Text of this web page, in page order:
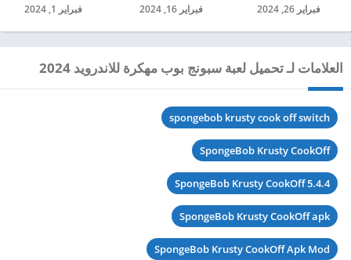
فبراير 26, 2024
فبراير 16, 2024
فبراير 1, 2024
العلامات لـ تحميل لعبة سبونج بوب مهكرة للاندرويد 2024
spongebob krusty cook off switch
SpongeBob Krusty CookOff
SpongeBob Krusty CookOff 5.4.4
SpongeBob Krusty CookOff apk
SpongeBob Krusty CookOff Apk Mod